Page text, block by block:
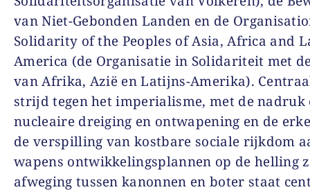
van Niet-Gebonden Landen en de
Solidarity of the Peoples of Asia, Africa and
America (de Organisatie in Solidariteit met
van Afrika, Azië en Latijns-Amerika).
strijd tegen het imperialisme, met de nadruk
nucleaire dreiging en ontwapening en de
de verspilling van kostbare sociale rijkdom
wapens ontwikkelingsplannen op de helling
afweging tussen kanonnen en boter staat